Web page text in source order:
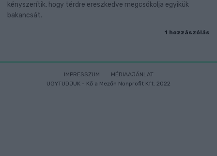
kényszerítik, hogy térdre ereszkedve megcsókolja egyikük
bakancsát.
1 hozzászólás
IMPRESSZUM
MÉDIAAJÁNLAT
UGYTUDJUK - Kő a Mezőn Nonprofit Kft. 2022